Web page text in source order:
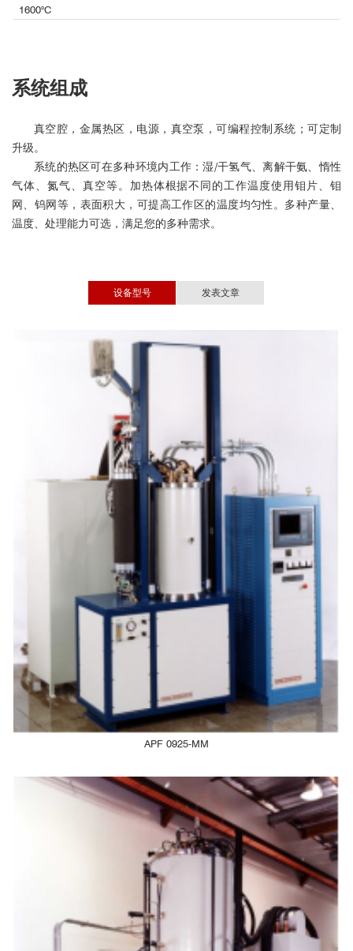
1600°C
系统组成
真空腔，金属热区，电源，真空泵，可编程控制系统；可定制
升级。
系统的热区可在多种环境内工作：湿/干氢气、离解干氨、惰性
气体、氮气、真空等。 加热体根据不同的工作温度使用钼片、钼
网、钨网等，表面积大，可提高工作区的温度均匀性。 多种产量、
温度、处理能力可选，满足您的多种需求。
设备型号 发表文章
APF 0925-MM
Ti Reactive Sintering of Electrically Conductive Al
Composite: Influence of Ti Particle Size